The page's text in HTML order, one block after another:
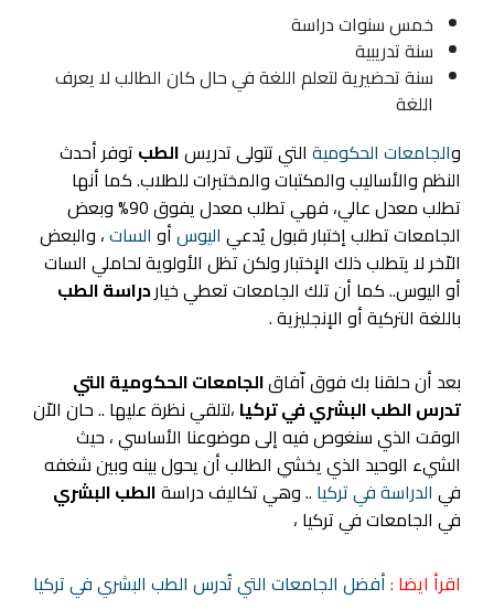
خمس سنوات دراسة
سنة تدريبية
سنة تحضيرية لتعلم اللغة في حال كان الطالب لا يعرف
اللغة
والجامعات الحكومية التي تتولى تدريسالطب توفر أحدث
النظم والأساليب والمكتبات والمختبرات للطلاب. كما أنها
تطلب معدل عالي، فهي تطلب معدل يفوق 90% وبعض
الجامعات تطلب إختبار قبول يُدعي اليوسأو السات، والبعض
الاّخر لا يتطلب ذلك الإختبار ولكن تظل الأولوية لحاملي السات
أو اليوس.. كما أن تلك الجامعات تعطي خياردراسة الطب
باللغة التركية أو الإنجليزية .
بعد أن حلقنا بك فوق اّفاقالجامعات الحكومية التي
تدرس الطب البشري في تركيا ،لتلقي نظرة عليها .. حان الاّن
الوقت الذي سنغوص فيه إلى موضوعنا الأساسي ، حيث
الشيء الوحيد الذي يخشي الطالب أن يحول بينه وبين شغفه
في الدراسة في تركيا .. وهي تكاليف دراسةالطب البشري
في الجامعات في تركيا ،
اقرأ ايضا :أفضل الجامعات التي تُدرس الطب البشري في تركيا